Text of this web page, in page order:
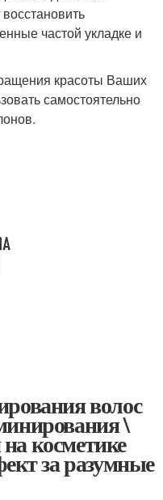
частой укладке и
красоты Ваших
самостоятельно
волос
\
косметике
за разумные